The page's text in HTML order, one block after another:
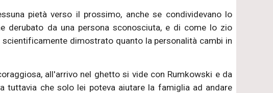
pietà verso il prossimo, anche se condividevano lo
derubato da una persona sconosciuta, e di come lo zio
dimostrato quanto la personalità cambi in
all'arrivo nel ghetto si vide con Rumkowski e da
tuttavia che solo lei poteva aiutare la famiglia ad andare